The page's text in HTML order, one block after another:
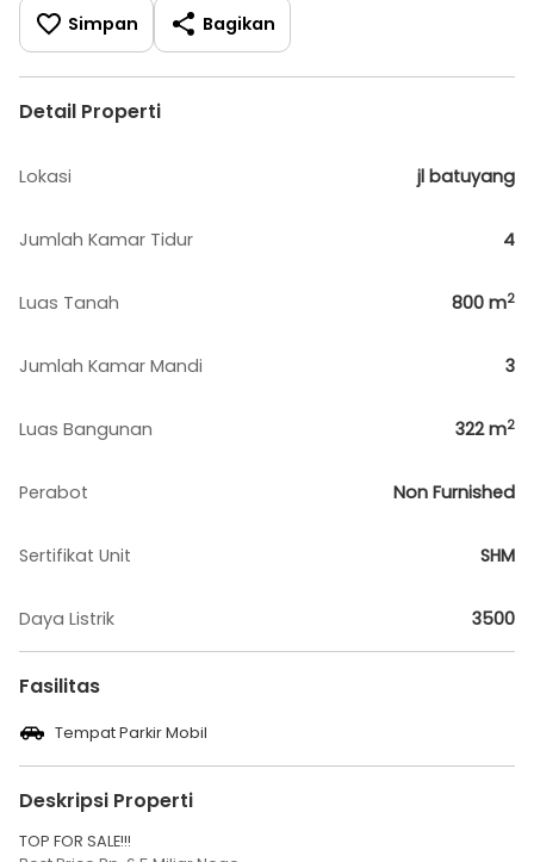
Simpan Bagikan
Detail Properti
Lokasi jl batuyang
Jumlah Kamar Tidur 4
Luas Tanah 800 m2
Jumlah Kamar Mandi 3
Luas Bangunan 322m2
Perabot Non Furnished
Sertifikat Unit SHM
Daya Listrik 3500
Fasilitas
Tempat Parkir Mobil
Deskripsi Properti
TOP FOR SALE!!!